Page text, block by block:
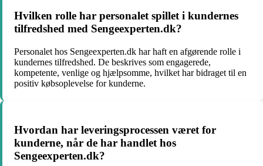
Hvilken rolle har personalet spillet i kundernes
tilfredshed med Sengeexperten.dk?
Personalet hos Sengeexperten.dk har haft en afgørende rolle i
kundernes tilfredshed. De beskrives som engagerede,
kompetente, venlige og hjælpsomme, hvilket har bidraget til en
positiv købsoplevelse for kunderne.
Hvordan har leveringsprocessen været for
kunderne, når de har handlet hos
Sengeexperten.dk?